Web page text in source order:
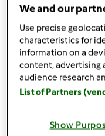
CONTEST
60grammifarina
1pizzico sale
1/2cucchiaino
per torte salate
105grammo
pomodorini,
We and our
Use precise
characteristics for
information on a
content, advertising
audience research
List of Partners
Show